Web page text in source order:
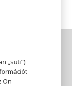
„süti")
Ön